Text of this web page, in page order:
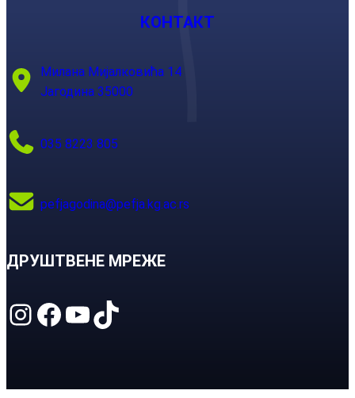
КОНТАКТ
Милана Мијалковића 14
Јагодина 35000
035 8223 805
pefjagodina@pefja.kg.ac.rs
ДРУШТВЕНЕ МРЕЖЕ
Instagram Facebook YouTube TikTok